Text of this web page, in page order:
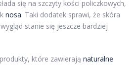
się na szczyty kości policzkowych,
nosa. Taki dodatek sprawi, że skóra
stanie się jeszcze bardziej
które zawierają naturalne